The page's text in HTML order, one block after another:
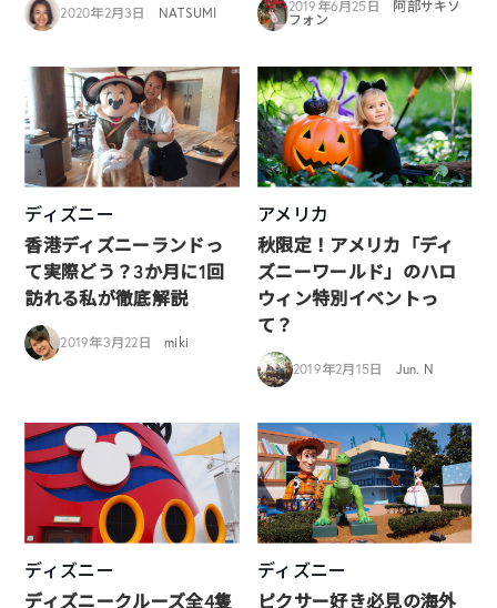
2020年2月3日 NATSUMI 2019年6月25日
阿部サキソ
フォン
ディズニー
香港ディズニーランドっ
て実際どう？3か月に1回
訪れる私が徹底解説
2019年3月22日 miki
アメリカ
秋限定！アメリカ「ディ
ズニーワールド」のハロ
ウィン特別イベントっ
て？
2019年2月15日 Jun. N
ディズニー
ディズニークルーズ全4隻
ディズニー
ピクサー好き必見の海外